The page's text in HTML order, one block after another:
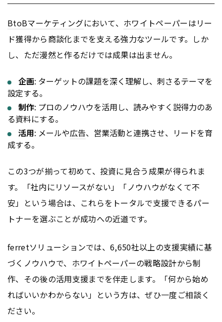
BtoBマーケティングにおいて、 ホワイトペーパーはリー
ド獲得から商談化までを支える強力なツールです。しか
し、ただ漫然と作るだけでは成果は出ません。
企画: ターゲットの課題を深く理解し、刺さるテーマを
設定する。
制作: プロのノウハウを活用し、読みやすく説得力のあ
る資料にする。
活用: メールや広告、営業活動と連携させ、リードを育
成する。
この3つが揃って初めて、投資に見合う成果が得られま
す。「社内にリソースがない」「ノウハウがなくて不
安」という場合は、これらをトータルで支援できるパー
トナーを選ぶことが成功への近道です。
ferretソリューションでは、6,650社以上の支援実績に基
づくノウハウで、 ホワイトペーパーの戦略設計から制
作、その後の活用支援までを伴走します。「何から始め
ればいいかわからない」という方は、ぜひ一度ご相談く
ださい。